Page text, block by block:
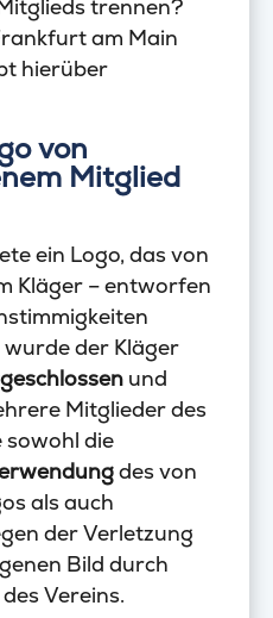
trennen?
am Main
hierüber
von
Mitglied
ein Logo, das von
Kläger – entworfen
der Kläger
und
Mitglieder des
die
des von
als auch
der Verletzung
Bild durch
Vereins.